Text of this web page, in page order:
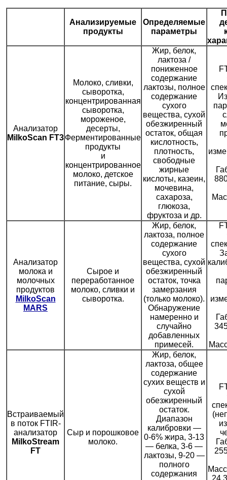
Анализируемые
продукты
Определяемые
параметры
Анализатор
MilkoScan FT3
Молоко, сливки,
сыворотка,
концентрированная
сыворотка,
мороженое,
десерты,
Ферментированные
продукты
и
концентрированное
молоко, детское
питание, сыры.
Жир, белок,
лактоза /
пониженное
содержание
лактозы, полное
содержание
сухого
вещества, сухой
обезжиренный
остаток, общая
кислотность,
плотность,
свободные
жирные
кислоты, казеин,
мочевина,
сахароза,
глюкоза,
фруктоза и др.
Анализатор
молока и
молочных
продуктов
MilkoScan
MARS
Сырое и
переработанное
молоко, сливки и
сыворотка.
Жир, белок,
лактоза, полное
содержание
сухого
вещества, сухой
обезжиренный
остаток, точка
замерзания
(только молоко).
Обнаружение
намеренно и
случайно
добавленных
примесей.
Встраиваемый
в поток FTIR-
анализатор
MilkoStream
FT
Сыр и порошковое
молоко.
Жир, белок,
лактоза, общее
содержание
сухих веществ и
сухой
обезжиренный
остаток.
Диапазон
калибровки —
0-6% жира, 3-13
— белка, 3-6 —
лактозы, 9-20 —
полного
содержания